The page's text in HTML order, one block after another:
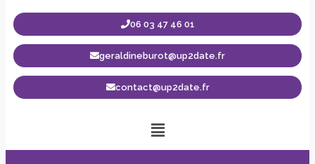
06 03 47 46 01
geraldineburot@up2date.fr
contact@up2date.fr